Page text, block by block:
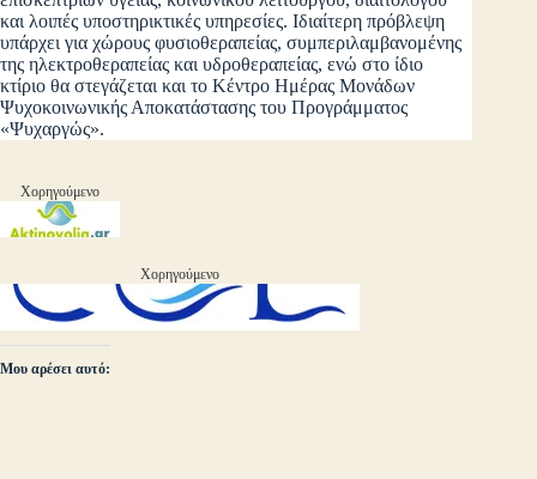
και λοιπές υποστηρικτικές υπηρεσίες. Ιδιαίτερη πρόβλεψη
υπάρχει για χώρους φυσιοθεραπείας, συμπεριλαμβανομένης
της ηλεκτροθεραπείας και υδροθεραπείας, ενώ στο ίδιο
κτίριο θα στεγάζεται και το Κέντρο Ημέρας Μονάδων
Ψυχοκοινωνικής Αποκατάστασης του Προγράμματος
«Ψυχαργώς».
Χορηγούμενο
Χορηγούμενο
Μου αρέσει αυτό: